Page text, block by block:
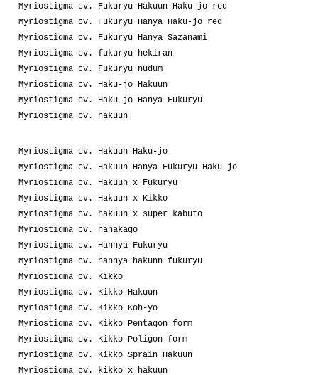
Myriostigma cv. Fukuryu Hakuun Haku-jo red
Myriostigma cv. Fukuryu Hanya Haku-jo red
Myriostigma cv. Fukuryu Hanya Sazanami
Myriostigma cv. fukuryu hekiran
Myriostigma cv. Fukuryu nudum
Myriostigma cv. Haku-jo Hakuun
Myriostigma cv. Haku-jo Hanya Fukuryu
Myriostigma cv. hakuun
Myriostigma cv. Hakuun Haku-jo
Myriostigma cv. Hakuun Hanya Fukuryu Haku-jo
Myriostigma cv. Hakuun x Fukuryu
Myriostigma cv. Hakuun x Kikko
Myriostigma cv. hakuun x super kabuto
Myriostigma cv. hanakago
Myriostigma cv. Hannya Fukuryu
Myriostigma cv. hannya hakunn fukuryu
Myriostigma cv. Kikko
Myriostigma cv. Kikko Hakuun
Myriostigma cv. Kikko Koh-yo
Myriostigma cv. Kikko Pentagon form
Myriostigma cv. Kikko Poligon form
Myriostigma cv. Kikko Sprain Hakuun
Myriostigma cv. kikko x hakuun